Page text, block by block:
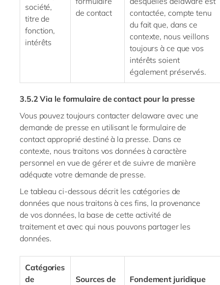
société,
titre de
fonction,
intérêts
de contact
contactée, compte tenu
du fait que, dans ce
contexte, nous veillons
toujours à ce que vos
intérêts soient
également préservés.
3.5.2Via le formulaire de contact pour la presse
Vous pouvez toujours contacter delaware avec une
demande de presse en utilisant le formulaire de
contact approprié destiné à la presse. Dans ce
contexte, nous traitons vos données à caractère
personnel en vue de gérer et de suivre de manière
adéquate votre demande de presse.
Le tableau ci-dessous décrit les catégories de
données que nous traitons à ces fins, la provenance
de vos données, la base de cette activité de
traitement et avec qui nous pouvons partager les
données.
Catégories
de
Sources de
Fondement juridique